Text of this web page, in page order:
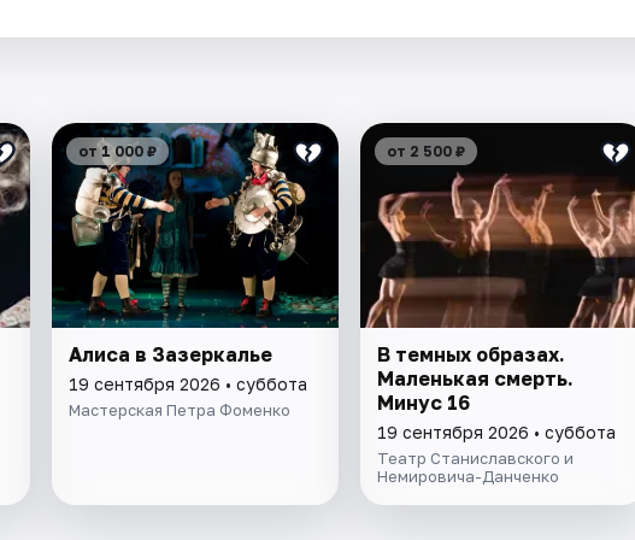
от 1 000 ₽
Алиса в Зазеркалье
19 сентября 2026 • суббота
Мастерская Петра Фоменко
от 2 500 ₽
В темных образах.
Маленькая смерть.
Минус 16
19 сентября 2026 • суббота
Театр Станиславского и
Немировича-Данченко